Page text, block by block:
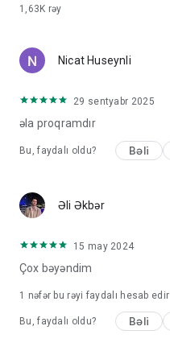
1,63K rəy
Nicat Huseynli
29 sentyabr 2025
əla proqramdır
Bu, faydalı oldu? Bəli
Əli Əkbər
15 may 2024
Çox bəyəndim
1 nəfər bu rəyi faydalı hesab edir
Bu, faydalı oldu? Bəli